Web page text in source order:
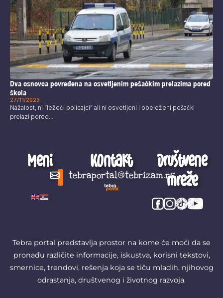
Dva osnovca povređena na osvetljenim pešačkim prelazima pored
škola
27/11/2023
Nažalost, ni “ležeći policajci” ali ni osvetljeni i obeleženi pešački
prelazi pored...
Meni Kontakt
tebraportal@tebrizam.rs
Društvene
mreže
Tebra portal predstavlja prostor na kome će moći da se
pronađu različite informacije, iskustva, korisni tekstovi,
smernice, trendovi, rešenja koja se tiču mladih, njihovog
odrastanja, društvenog i životnog razvoja.